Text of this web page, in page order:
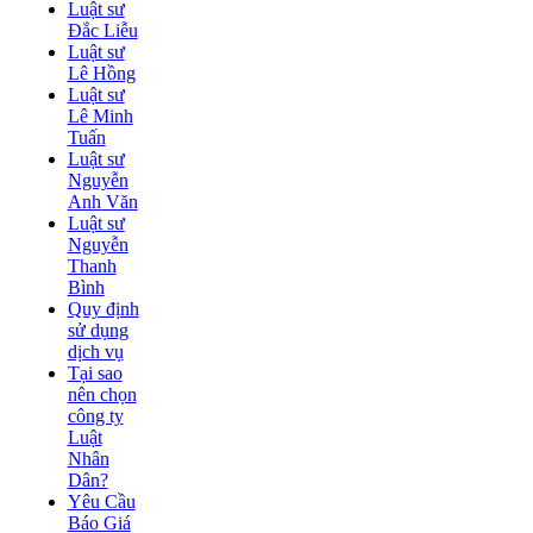
Luật sư
Đắc Liễu
Luật sư
Lê Hồng
Luật sư
Lê Minh
Tuấn
Luật sư
Nguyễn
Anh Văn
Luật sư
Nguyễn
Thanh
Bình
Quy định
sử dụng
dịch vụ
Tại sao
nên chọn
công ty
Luật
Nhân
Dân?
Yêu Cầu
Báo Giá